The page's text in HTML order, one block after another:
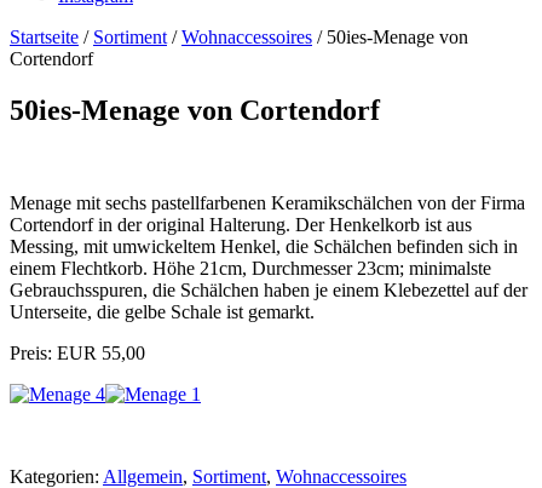
Startseite / Sortiment /Wohnaccessoires / 50ies-Menage von
Cortendorf
50ies-Menage von Cortendorf
Menage mit sechs pastellfarbenen Keramikschälchen von der Firma
Cortendorf in der original Halterung. Der Henkelkorb ist aus
Messing, mit umwickeltem Henkel, die Schälchen befinden sich in
einem Flechtkorb. Höhe 21cm, Durchmesser 23cm; minimalste
Gebrauchsspuren, die Schälchen haben je einem Klebezettel auf der
Unterseite, die gelbe Schale ist gemarkt.
Preis: EUR 55,00
Kategorien: Allgemein, Sortiment, Wohnaccessoires